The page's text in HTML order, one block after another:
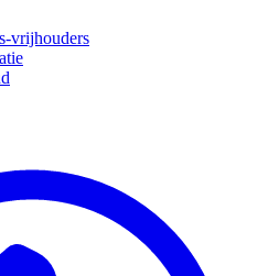
vrijhouders